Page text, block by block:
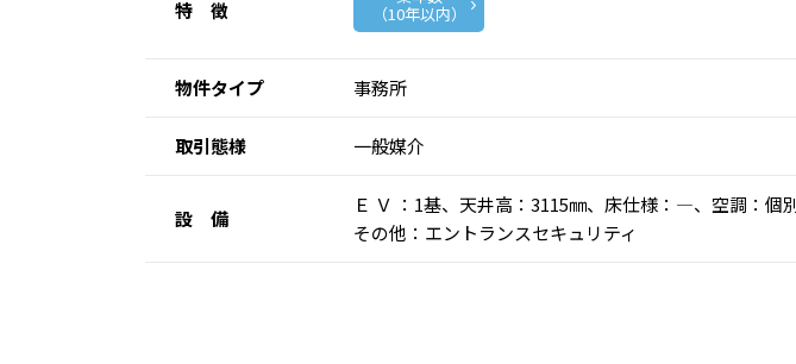
特 徴 （10年以内）
物件タイプ 事務所
取引態様 一般媒介
設 備
Ｅ Ｖ ：1基、天井高：3115㎜、床仕様：―、空調：
その他：エントランスセキュリティ